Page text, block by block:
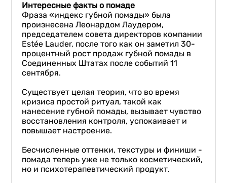
Интересные факты о помаде
Фраза «индекс губной помады» была
произнесена Леонардом Лаудером,
председателем совета директоров компании
Estée Lauder, после того как он заметил 30-
процентный рост продаж губной помады в
Соединенных Штатах после событий 11
сентября.
Существует целая теория, что во время
кризиса простой ритуал, такой как
нанесение губной помады, вызывает чувство
восстановления контроля, успокаивает и
повышает настроение.
Бесчисленные оттенки, текстуры и финиши -
помада теперь уже не только косметический,
но и психотерапевтический продукт.